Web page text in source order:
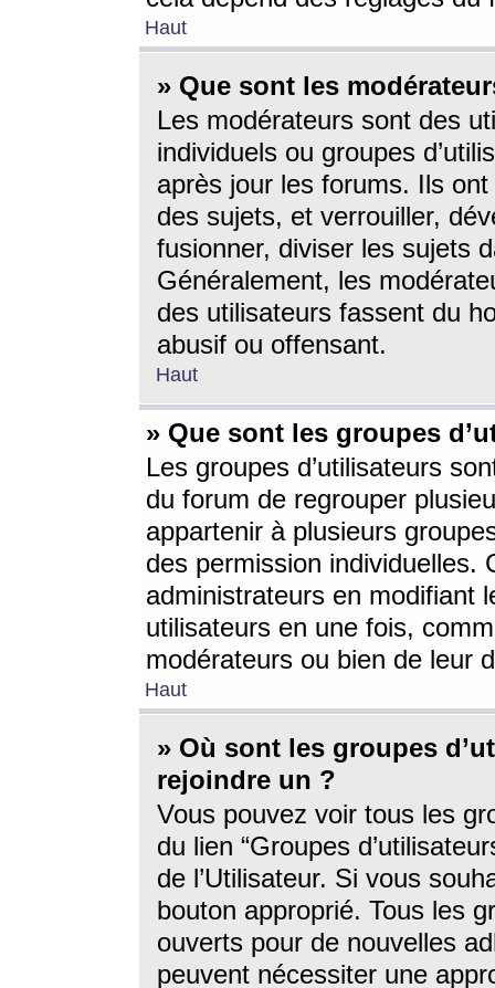
Haut
» Que sont les
Les modérateurs sont des
individuels ou groupes
après jour les forums. Ils ont
des sujets, et verrouiller,
fusionner, diviser les sujets
Généralement, les
des utilisateurs fassent du
abusif ou offensant.
Haut
» Que sont les groupes
Les groupes d’utilisateurs
du forum de regrouper
appartenir à plusieurs
des permission individuelles.
administrateurs en modifiant
utilisateurs en une fois,
modérateurs ou bien de leur
Haut
» Où sont les groupes
rejoindre un ?
Vous pouvez voir tous les
du lien “Groupes
de l’Utilisateur. Si vous
bouton approprié. Tous les
ouverts pour de nouvelles
peuvent nécessiter une